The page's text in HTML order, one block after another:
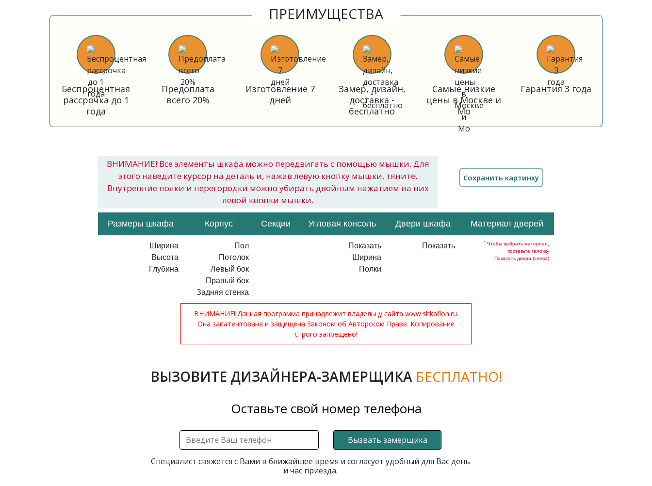
ПРЕИМУЩЕСТВА
Беспроцентная
рассрочка до 1
года
Предоплата
всего 20%
Изготовление 7
дней
Замер, дизайн,
доставка -
бесплатно
Самые низкие
цены в Москве и
Мо
Гарантия 3 года
ВНИМАНИЕ! Все элементы шкафа можно передвигать с помощью мышки. Для
этого наведите курсор на деталь и, нажав левую кнопку мышки, тяните.
Внутренние полки и перегородки можно убирать двойным нажатием на них
левой кнопки мышки.
Размеры шкафа Корпус Секции Угловая консоль Двери шкафа Материал дверей
Ширина
Высота
Глубина
Пол
Потолок
Левый бок
Правый бок
Задняя стенка
Показать
Ширина
Полки
Показать * Чтобы выбрать материал,
поставьте галочку
Показать двери (слева)
ВНИМАНИЕ! Данная программа принадлежит владельцу сайта www.shkaflon.ru.
Она запатентована и защищена Законом об Авторском Праве. Копирование
строго запрещено!
ВЫЗОВИТЕ ДИЗАЙНЕРА-ЗАМЕРЩИКА БЕСПЛАТНО!
Оставьте свой номер телефона
Вызвать замерщика
Специалист свяжется с Вами в ближайшее время и согласует удобный для Вас день
и час приезда.